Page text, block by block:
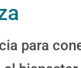
para